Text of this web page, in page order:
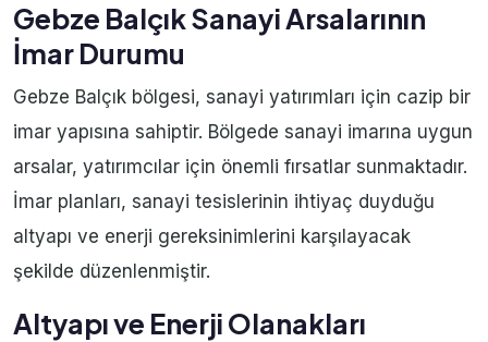
Gebze Balçık Sanayi Arsalarının
İmar Durumu
Gebze Balçık bölgesi, sanayi yatırımları için cazip bir
imar yapısına sahiptir. Bölgede sanayi imarına uygun
arsalar, yatırımcılar için önemli fırsatlar sunmaktadır.
İmar planları, sanayi tesislerinin ihtiyaç duyduğu
altyapı ve enerji gereksinimlerini karşılayacak
şekilde düzenlenmiştir.
Altyapı ve Enerji Olanakları